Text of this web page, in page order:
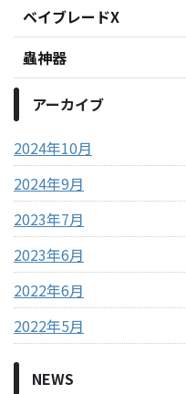
ベイブレードX
蟲神器
アーカイブ
2024年10月
2024年9月
2023年7月
2023年6月
2022年6月
2022年5月
NEWS